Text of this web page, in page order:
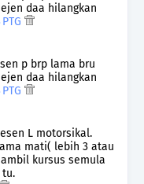
daa hilangkan
p brp lama bru
daa hilangkan
L motorsikal.
mati( lebih 3 atau
kursus semula
tu.